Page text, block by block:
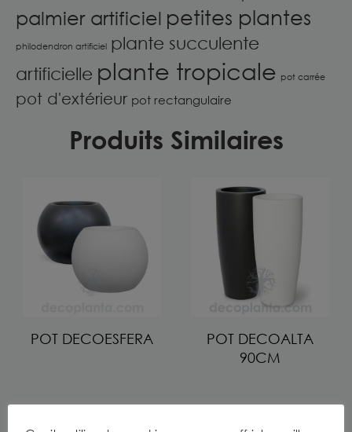
palmier artificiel petites plantes
philodendron artificiel plante succulente
artificielle plante tropicale pot carrée
pot d'extérieur pot rectangulaire
Produits Similaires
POT DECOESFERA
POT DECOALTA
90CM